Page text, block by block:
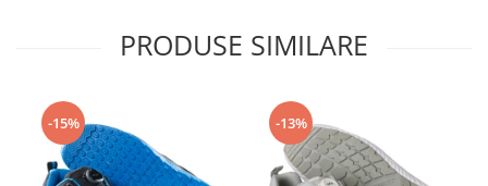
Standuri PC si suporturi
tablete
Periferice PC si accesorii
Ergnonomice
PRODUSE SIMILARE
-15% -13%